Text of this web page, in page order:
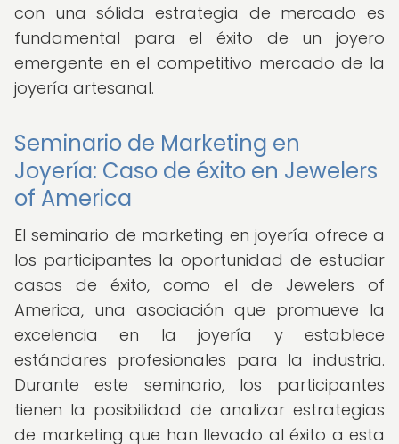
con una sólida estrategia de mercado es
fundamental para el éxito de un joyero
emergente en el competitivo mercado de la
joyería artesanal.
Seminario de Marketing en
Joyería: Caso de éxito en Jewelers
of America
El seminario de marketing en joyería ofrece a
los participantes la oportunidad de estudiar
casos de éxito, como el de Jewelers of
America, una asociación que promueve la
excelencia en la joyería y establece
estándares profesionales para la industria.
Durante este seminario, los participantes
tienen la posibilidad de analizar estrategias
de marketing que han llevado al éxito a esta